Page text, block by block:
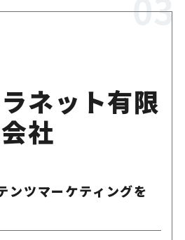
ネット有限
会社
ンツマーケティングを